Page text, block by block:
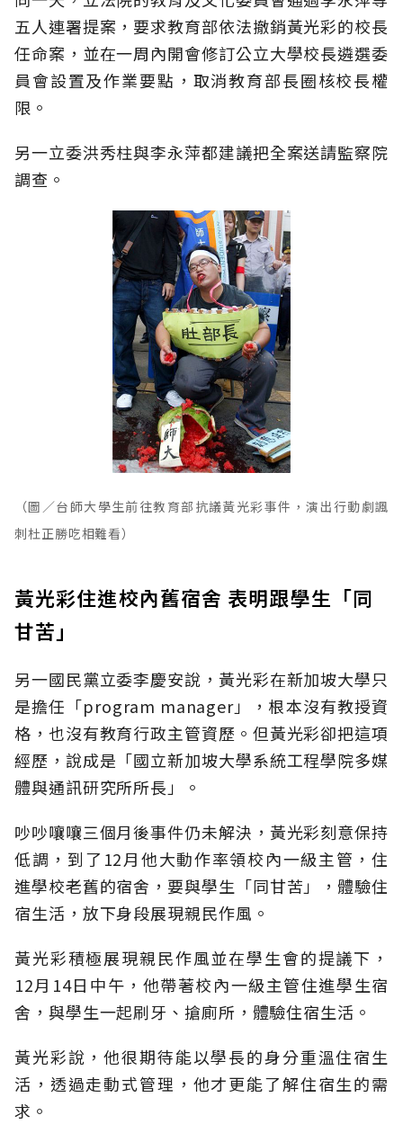
五人連署提案，要求教育部依法撤銷黃光彩的校長
任命案，並在一周內開會修訂公立大學校長遴選委
員會設置及作業要點，取消教育部長圈核校長權
限。
另一立委洪秀柱與李永萍都建議把全案送請監察院
調查。
（圖／台師大學生前往教育部抗議黃光彩事件，演出行動劇諷
刺杜正勝吃相難看）
黃光彩住進校內舊宿舍 表明跟學生「同
甘苦」
另一國民黨立委李慶安說，黃光彩在新加坡大學只
是擔任「program manager」，根本沒有教授資
格，也沒有教育行政主管資歷。但黃光彩卻把這項
經歷，說成是「國立新加坡大學系統工程學院多媒
體與通訊研究所所長」。
吵吵嚷嚷三個月後事件仍未解決，黃光彩刻意保持
低調，到了12月他大動作率領校內一級主管，住
進學校老舊的宿舍，要與學生「同甘苦」，體驗住
宿生活，放下身段展現親民作風。
黃光彩積極展現親民作風並在學生會的提議下，
12月14日中午，他帶著校內一級主管住進學生宿
舍，與學生一起刷牙、搶廁所，體驗住宿生活。
黃光彩說，他很期待能以學長的身分重溫住宿生
活，透過走動式管理，他才更能了解住宿生的需
求。